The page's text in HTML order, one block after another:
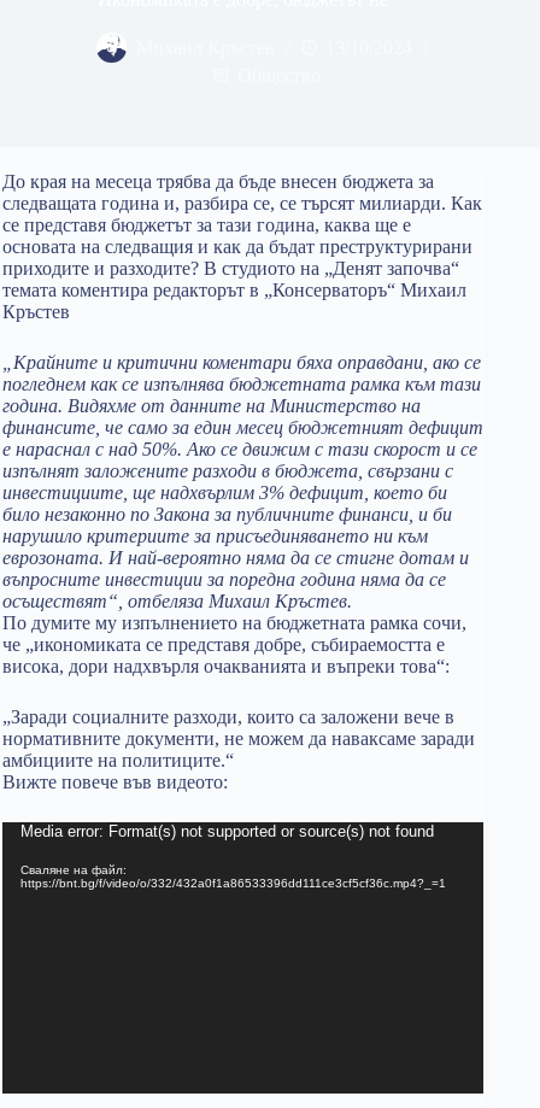
До края на месеца трябва да бъде внесен бюджета за
следващата година и, разбира се, се търсят милиарди. Как
се представя бюджетът за тази година, каква ще е
основата на следващия и как да бъдат преструктурирани
приходите и разходите? В студиото на „Денят започва“
темата коментира редакторът в „Консерваторъ“ Михаил
Кръстев
„Крайните и критични коментари бяха оправдани, ако се
погледнем как се изпълнява бюджетната рамка към тази
година. Видяхме от данните на Министерство на
финансите, че само за един месец бюджетният дефицит
е нараснал с над 50%. Ако се движим с тази скорост и се
изпълнят заложените разходи в бюджета, свързани с
инвестициите, ще надхвърлим 3% дефицит, което би
било незаконно по Закона за публичните финанси, и би
нарушило критериите за присъединяването ни към
еврозоната. И най-вероятно няма да се стигне дотам и
въпросните инвестиции за поредна година няма да се
осъществят“, отбеляза Михаил Кръстев.
По думите му изпълнението на бюджетната рамка сочи,
че „икономиката се представя добре, събираемостта е
висока, дори надхвърля очакванията и въпреки това“:
„Заради социалните разходи, които са заложени вече в
нормативните документи, не можем да наваксаме заради
амбициите на политиците.“
Вижте повече във видеото:
Видео
Media error: Format(s) not supported or source(s) not found
Сваляне на файл:
https://bnt.bg/f/video/o/332/432a0f1a86533396dd111ce3cf5cf36c.mp4?_=1